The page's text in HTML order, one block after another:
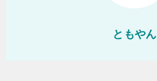
ともやん